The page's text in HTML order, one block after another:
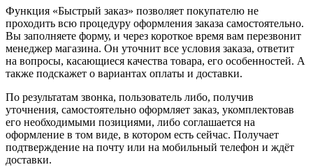
Функция «Быстрый заказ» позволяет покупателю не
проходить всю процедуру оформления заказа самостоятельно.
Вы заполняете форму, и через короткое время вам перезвонит
менеджер магазина. Он уточнит все условия заказа, ответит
на вопросы, касающиеся качества товара, его особенностей. А
также подскажет о вариантах оплаты и доставки.
По результатам звонка, пользователь либо, получив
уточнения, самостоятельно оформляет заказ, укомплектовав
его необходимыми позициями, либо соглашается на
оформление в том виде, в котором есть сейчас. Получает
подтверждение на почту или на мобильный телефон и ждёт
доставки.